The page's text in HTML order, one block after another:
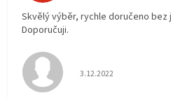
Skvělý výběr, rychle doručeno bez
Doporučuji.
Hodnocení obchodu
3.12.2022